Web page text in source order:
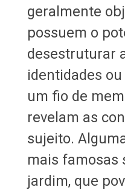
geralmente
possuem o
desestruturar
identidades
um fio de
revelam as
sujeito.
mais famosas
jardim, que